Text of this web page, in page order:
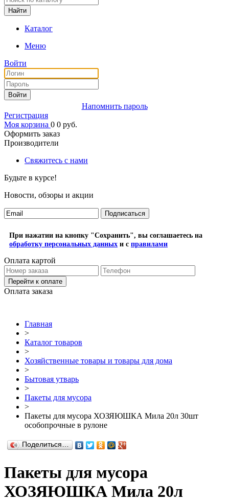
Каталог
Меню
Войти
Войти
Напомнить пароль
Регистрация
Моя корзина 0 0 руб.
Оформить заказ
Производители
Свяжитесь с нами
Будьте в курсе!
Новости, обзоры и акции
Подписаться
При нажатии на кнопку "Сохранить", вы соглашаетесь на
обработку персональных данных и с правилами
Оплата картой
Перейти к оплате
Оплата заказа
Главная
>
Каталог товаров
>
Хозяйственные товары и товары для дома
>
Бытовая утварь
>
Пакеты для мусора
>
Пакеты для мусора ХОЗЯЮШКА Мила 20л 30шт
особопрочные в рулоне
Поделиться…
Пакеты для мусора
ХОЗЯЮШКА Мила 20л